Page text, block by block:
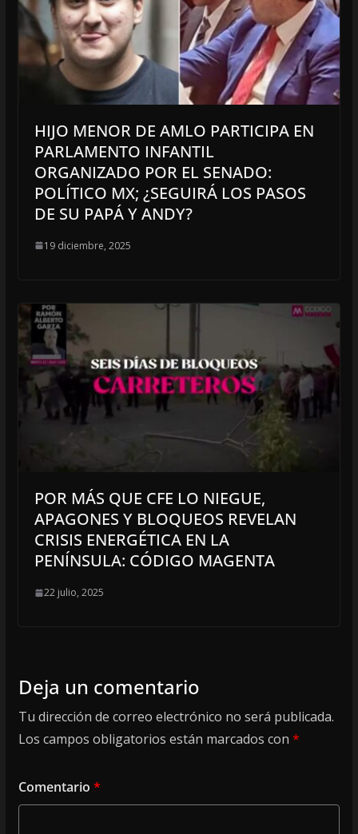
HIJO MENOR DE AMLO PARTICIPA EN
PARLAMENTO INFANTIL
ORGANIZADO POR EL SENADO:
POLÍTICO MX; ¿SEGUIRÁ LOS PASOS
DE SU PAPÁ Y ANDY?
19 diciembre, 2025
POR MÁS QUE CFE LO NIEGUE,
APAGONES Y BLOQUEOS REVELAN
CRISIS ENERGÉTICA EN LA
PENÍNSULA: CÓDIGO MAGENTA
22 julio, 2025
Deja un comentario
Tu dirección de correo electrónico no será publicada.
Los campos obligatorios están marcados con *
Comentario *